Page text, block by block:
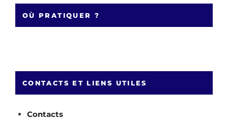
OÙ PRATIQUER ?
CONTACTS ET LIENS UTILES
Contacts